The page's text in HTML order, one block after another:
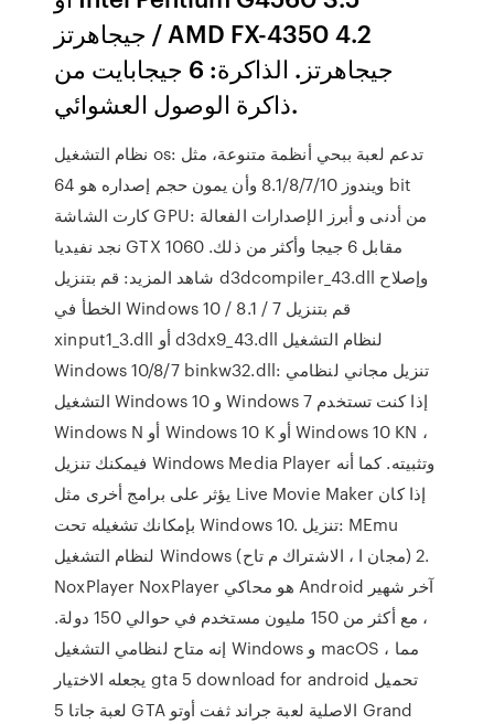
جيجاهرتز / AMD FX-4350 4.2
جيجاهرتز. الذاكرة: 6 جيجابايت من
ذاكرة الوصول العشوائي.
نظام التشغيل os: تدعم لعبة ببحي أنظمة متنوعة، مثل
ويندوز 8.1/8/7/10 وأن يمون حجم إصداره هو 64 bit
كارت الشاشة GPU: من أدنى و أبرز الإصدارات الفعالة
نجد نفيديا GTX 1060 مقابل 6 جيجا وأكثر من ذلك.
شاهد المزيد: قم بتنزيل d3dcompiler_43.dll وإصلاح
الخطأ في Windows 10 / 8.1 / 7 قم بتنزيل
xinput1_3.dll أو d3dx9_43.dll لنظام التشغيل
Windows 10/8/7 binkw32.dll: تنزيل مجاني لنظامي
التشغيل Windows 10 و Windows 7 إذا كنت تستخدم
Windows N أو Windows 10 K أو Windows 10 KN ،
فيمكنك تنزيل Windows Media Player وتثبيته. كما أنه
يؤثر على برامج أخرى مثل Live Movie Maker إذا كان
بإمكانك تشغيله تحت Windows 10. تنزيل: MEmu
لنظام التشغيل Windows (مجان ا ، الاشتراك م تاح) 2.
NoxPlayer NoxPlayer هو محاكي Android آخر شهير
، مع أكثر من 150 مليون مستخدم في حوالي 150 دولة.
إنه متاح لنظامي التشغيل Windows و macOS ، مما
يجعله الاختيار gta 5 download for android تحميل
لعبة جاتا 5 GTA الاصلية لعبة جراند ثفت أوتو Grand